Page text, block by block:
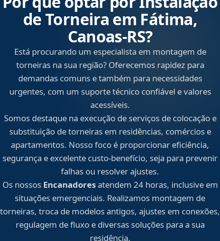
de Torneira em Fátima,
Canoas‑RS?
Está procurando um especialista em montagem de
torneiras na sua região? Oferecemos rapidez para
demandas comuns e também para necessidades
urgentes, com um suporte técnico confiável e valores
acessíveis.
Somos destaque na execução de serviços de colocação e
substituição de torneiras em residências, comércios e
apartamentos. Nosso foco é proporcionar eficiência,
segurança e excelente custo-benefício, seja para prevenir
falhas ou resolver ajustes.
Os nossos Encanadoresatendem 24 horas, inclusive em
situações emergenciais. Realizamos montagem de
torneiras, troca de modelos antigos, ajustes em conexões,
regulagem de fluxo e diversas soluções para a sua
residência.